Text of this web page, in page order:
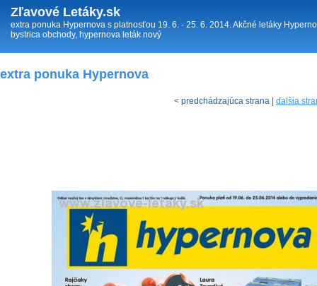
Zľavové Letáky.sk
extra ponuka Hypernova s platnosťou 19. 6. - 25. 6. 2014. Akčné letáky
bystrica obchody, hypernova leták nový
extra ponuka Hypernova
< predchádzajúca strana | ďalšia